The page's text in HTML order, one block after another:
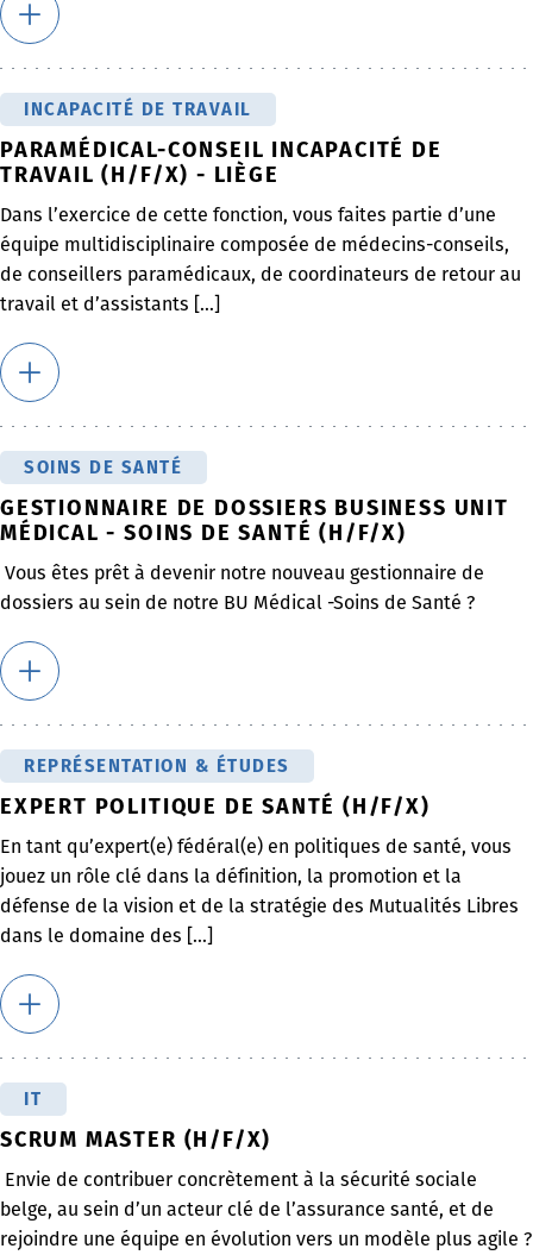
INCAPACITÉ DE TRAVAIL
PARAMÉDICAL-CONSEIL INCAPACITÉ DE
TRAVAIL (H/F/X) - LIÈGE
Dans l’exercice de cette fonction, vous faites partie d’une
équipe multidisciplinaire composée de médecins-conseils,
de conseillers paramédicaux, de coordinateurs de retour au
travail et d’assistants [...]
SOINS DE SANTÉ
GESTIONNAIRE DE DOSSIERS BUSINESS UNIT
MÉDICAL - SOINS DE SANTÉ (H/F/X)
Vous êtes prêt à devenir notre nouveau gestionnaire de
dossiers au sein de notre BU Médical -Soins de Santé ?
REPRÉSENTATION & ÉTUDES
EXPERT POLITIQUE DE SANTÉ (H/F/X)
En tant qu’expert(e) fédéral(e) en politiques de santé, vous
jouez un rôle clé dans la définition, la promotion et la
défense de la vision et de la stratégie des Mutualités Libres
dans le domaine des [...]
IT
SCRUM MASTER (H/F/X)
Envie de contribuer concrètement à la sécurité sociale
belge, au sein d’un acteur clé de l’assurance santé, et de
rejoindre une équipe en évolution vers un modèle plus agile ?